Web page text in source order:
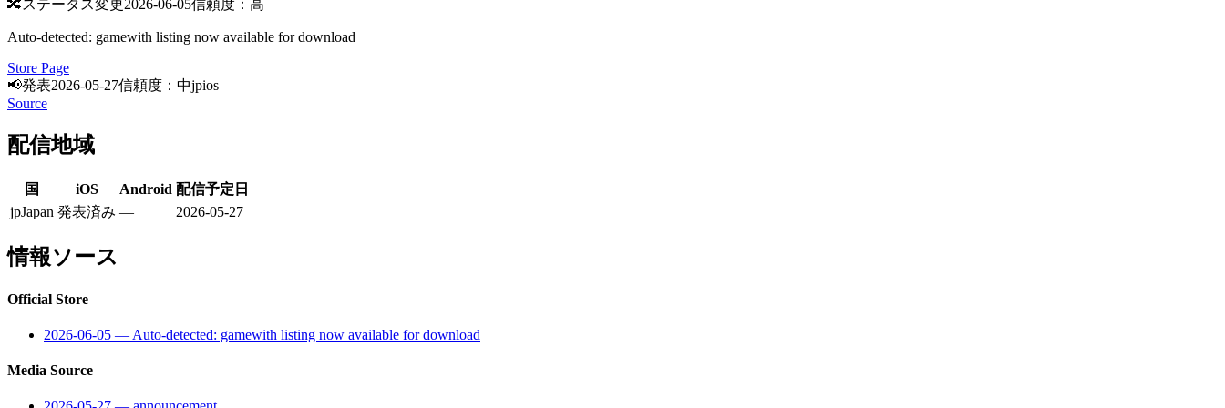
🔀ステータス変更2026-06-05信頼度：高
Auto-detected: gamewith listing now available for download
Store Page
📢発表2026-05-27信頼度：中jpios
Source
配信地域
国 iOS Android 配信予定日
jpJapan 発表済み — 2026-05-27
情報ソース
Official Store
2026-06-05 — Auto-detected: gamewith listing now available for download
Media Source